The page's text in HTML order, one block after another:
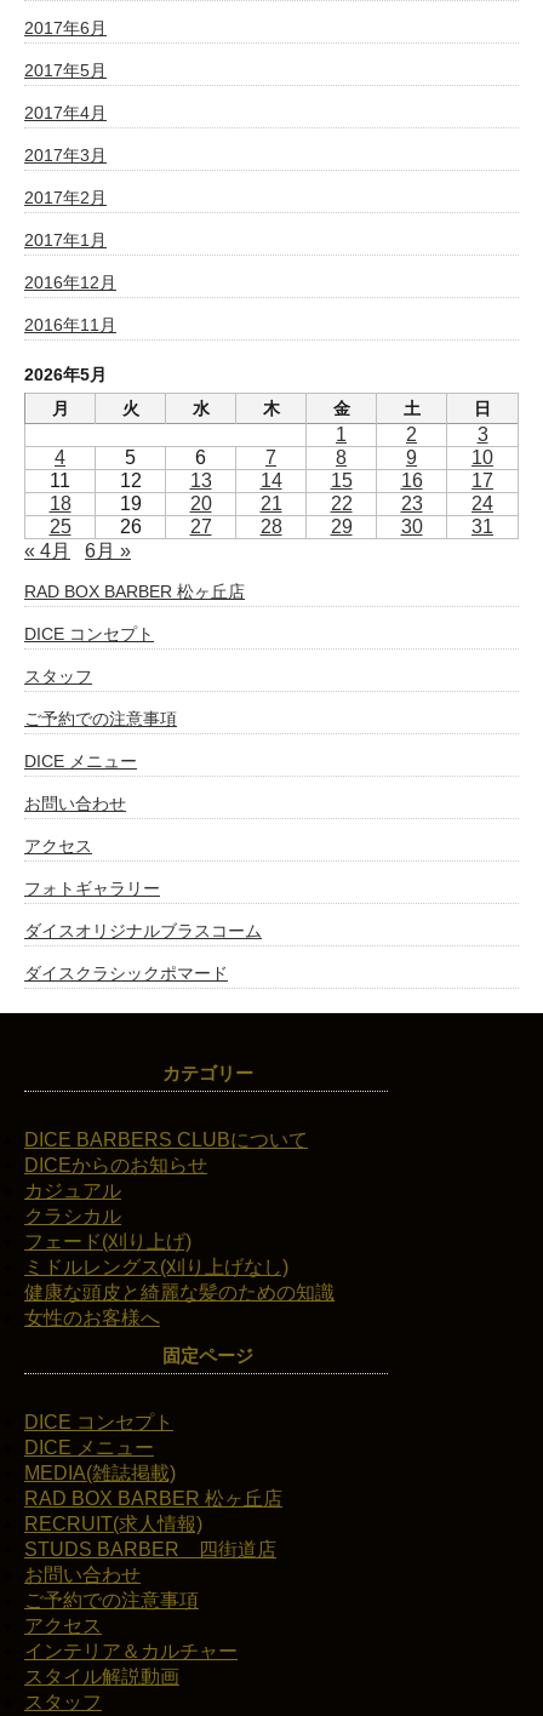
2017年6月
2017年5月
2017年4月
2017年3月
2017年2月
2017年1月
2016年12月
2016年11月
2026年5月
月
火 水 木 金 土 日
1 2
3
4
5 6 7 8 9
10
11
12 13 14 15 16
17
18
19 20 21 22 23
24
25
26 27 28 29 30
31
« 4月
6月 »
RAD BOX BARBER 松ヶ丘店
DICE コンセプト
スタッフ
ご予約での注意事項
DICE メニュー
お問い合わせ
アクセス
フォトギャラリー
ダイスオリジナルブラスコーム
ダイスクラシックポマード
カテゴリー
DICE BARBERS CLUBについて
DICEからのお知らせ
カジュアル
クラシカル
フェード(刈り上げ)
ミドルレングス(刈り上げなし)
健康な頭皮と綺麗な髪のための知識
女性のお客様へ
固定ページ
DICE コンセプト
DICE メニュー
MEDIA(雑誌掲載)
RAD BOX BARBER 松ヶ丘店
RECRUIT(求人情報)
STUDS BARBER 四街道店
お問い合わせ
ご予約での注意事項
アクセス
インテリア＆カルチャー
スタイル解説動画
スタッフ